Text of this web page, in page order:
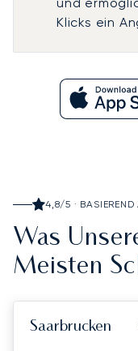
Klicks ein
4,8/5 ·
Was
Meisten
Saarbrucken